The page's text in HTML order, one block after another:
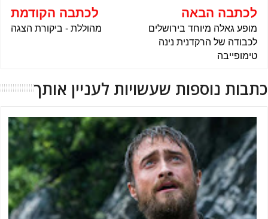
לכתבה הבאה
מופע גאלה מיוחד בירושלים
לכבודה של הרקדנית נינה
טימופייבה
לכתבה הקודמת
מהוללת - ביקורת הצגה
כתבות נוספות שעשויות לעניין אותך